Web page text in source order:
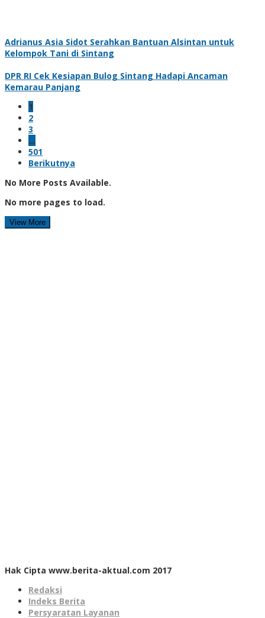
Adrianus Asia Sidot Serahkan Bantuan Alsintan untuk
Kelompok Tani di Sintang
DPR RI Cek Kesiapan Bulog Sintang Hadapi Ancaman
Kemarau Panjang
1
2
3
…
501
Berikutnya
No More Posts Available.
No more pages to load.
View More
Hak Cipta www.berita-aktual.com 2017
Redaksi
Indeks Berita
Persyaratan Layanan